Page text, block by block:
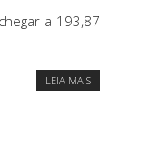
a 193,87
LEIA MAIS